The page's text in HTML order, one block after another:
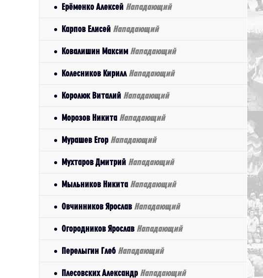
Ерёменко Алексей Нападающий
Карпов Елисей Нападающий
Ковалишин Максим Нападающий
Колесников Кирилл Нападающий
Королюк Виталий Нападающий
Морозов Никита Нападающий
Мурашев Егор Нападающий
Мухтаров Дмитрий Нападающий
Мыльников Никита Нападающий
Овчинников Ярослав Нападающий
Огородников Ярослав Нападающий
Перелыгин Глеб Нападающий
Плесовских Александр Нападающий